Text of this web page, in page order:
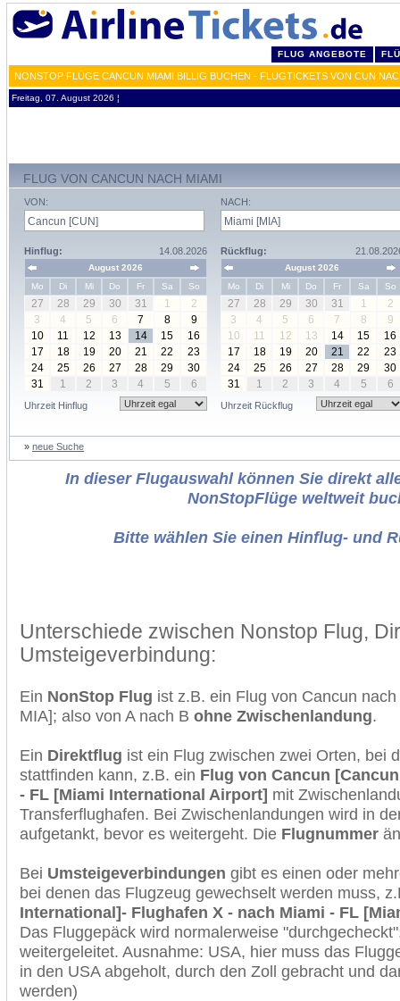
FLUG ANGEBOTE
NONSTOP FLÜGE CANCUN MIAMI BILLIG BUCHEN - FLUGTICKETS VON CUN
Freitag, 07. August 2026 ¦
FLUG VON CANCUN NACH MIAMI
VON:
Hinflug: 14.08.2026
August 2026
Mo
Di Mi Do Fr Sa So
27 28 29 30 31 1
2
3
4 5 6 7 8
9
10
11 12 13 14 15
16
17
18 19 20 21 22
23
24
25 26 27 28 29
30
31
1 2 3 4 5 6
Uhrzeit Hinflug
NACH:
Rückflug:
August 2026
Mo
Di Mi Do Fr Sa So
27 28 29 30 31 1
2
3
4 5 6 7 8
9
10
11 12 13 14 15
16
17
18 19 20 21 22
23
24
25 26 27 28 29
30
31
1 2 3 4 5 6
Uhrzeit Rückflug
» neue Suche
In dieser Flugauswahl können Sie direkt
NonStopFlüge weltweit
Bitte wählen Sie einen Hinflug- und
Unterschiede zwischen Nonstop Flug,
Umsteigeverbindung:
Ein NonStop Flug ist z.B. ein Flug von Cancun
MIA]; also von A nach B ohne Zwischenlandung.
Ein Direktflug ist ein Flug zwischen zwei Orten, bei
stattfinden kann, z.B. ein Flug von Cancun
- FL [Miami International Airport] mit
Transferflughafen. Bei Zwischenlandungen wird in
aufgetankt, bevor es weitergeht. Die Flugnummer
Bei Umsteigeverbindungen gibt es einen oder
bei denen das Flugzeug gewechselt werden muss,
International]- Flughafen X - nach Miami - FL
Das Fluggepäck wird normalerweise
weitergeleitet. Ausnahme: USA, hier muss das
in den USA abgeholt, durch den Zoll gebracht und
werden)